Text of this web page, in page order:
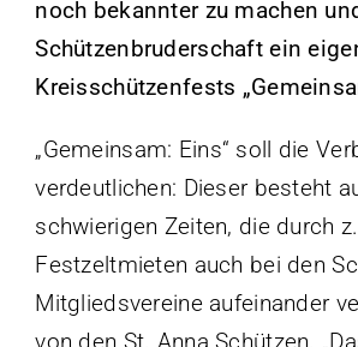
noch bekannter zu machen
Schützenbruderschaft ein
Kreisschützenfests
„Gemeinsam: Eins“ soll die
verdeutlichen: Dieser besteht
schwierigen Zeiten, die durch
Festzeltmieten auch bei den
Mitgliedsvereine aufeinander